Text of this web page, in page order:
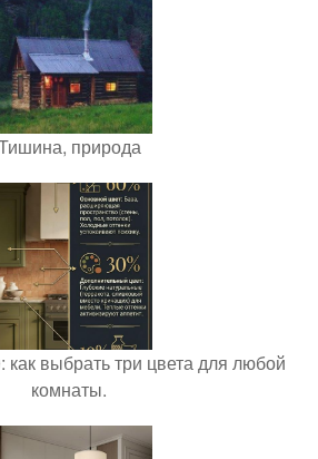
природа
выбрать три цвета для любой
комнаты.